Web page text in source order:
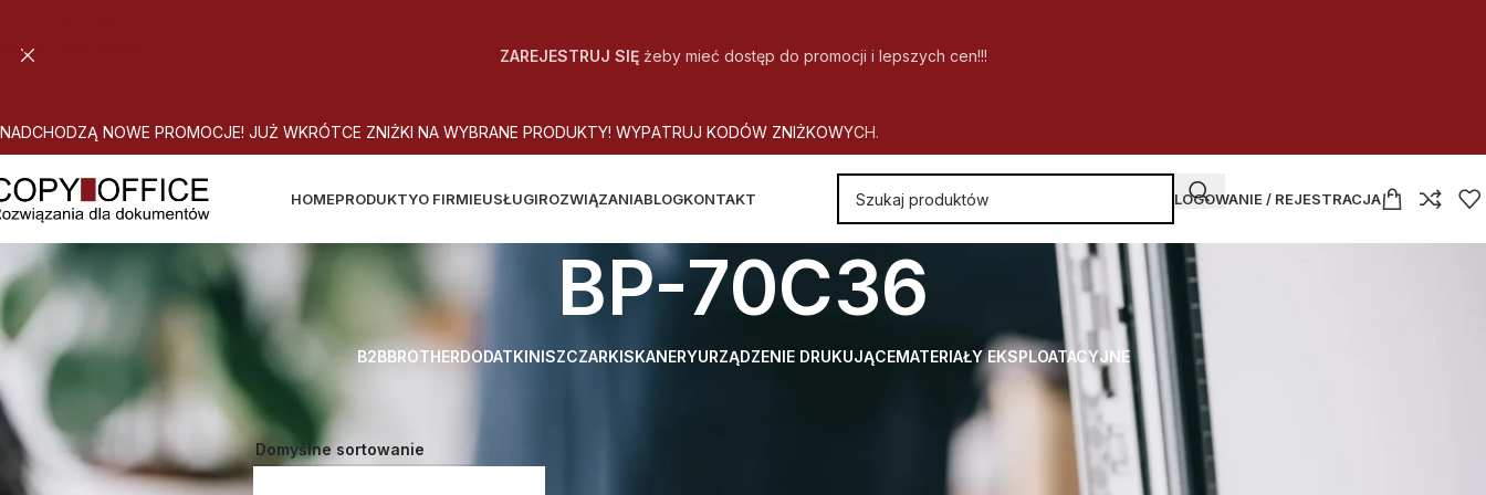
Skip to main content
ZAREJESTRUJ SIĘżeby mieć dostęp do promocji i lepszych cen!!!
NADCHODZĄ NOWE PROMOCJE! JUŻ WKRÓTCE ZNIŻKI NA WYBRANE PRODUKTY! WYPATRUJ KODÓW ZNIŻKOWYCH.
HOMEPRODUKTYO FIRMIEUSŁUGIROZWIĄZANIABLOGKONTAKT LOGOWANIE / REJESTRACJA
BP-70C36
B2BBROTHERDODATKINISZCZARKISKANERYURZĄDZENIE DRUKUJĄCEMATERIAŁY EKSPLOATACYJNE
Strona główna